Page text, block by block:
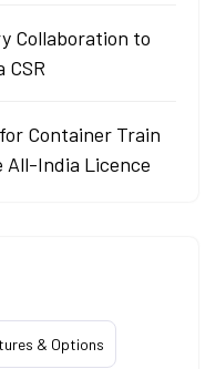
Collaboration to
CSR
Container Train
All-India Licence
& Options